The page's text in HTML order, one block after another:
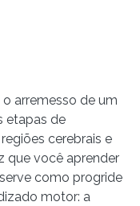
arremesso de um
etapas de
cerebrais e
que você aprender
como progride
motor: a